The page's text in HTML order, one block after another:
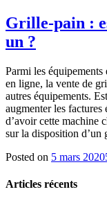
Grille-pain :
un ?
Parmi les équipements
en ligne, la vente de
autres équipements.
augmenter les factures
d’avoir cette machine
sur la disposition
Posted on 5 mars 2020
Articles récents